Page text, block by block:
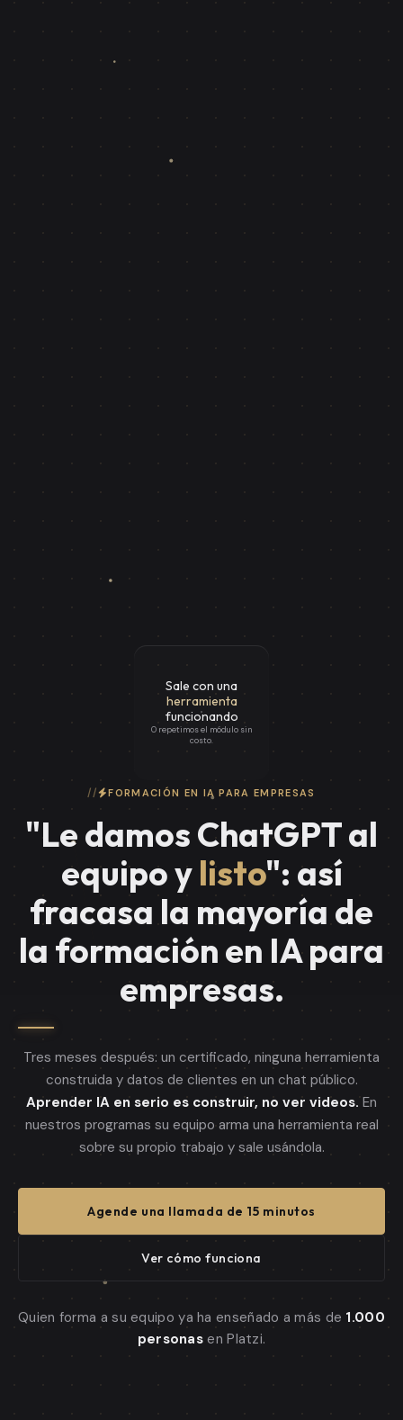
Sale con una
herramienta
funcionando
O repetimos el módulo sin
costo.
FORMACIÓN EN IA PARA EMPRESAS
"Le damos ChatGPT al
equipo ylisto": así
fracasa la mayoría de
la formación en IA para
empresas.
Tres meses después: un certificado, ninguna herramienta
construida y datos de clientes en un chat público.
Aprender IA en serio es construir, no ver videos. En
nuestros programas su equipo arma una herramienta real
sobre su propio trabajo y sale usándola.
Agende una llamada de 15 minutos
Ver cómo funciona
Quien forma a su equipo ya ha enseñado a más de 1.000
personas en Platzi.